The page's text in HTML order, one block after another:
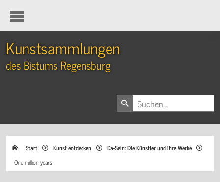
Kunstsammlungen
des Bistums Regensburg
Start Kunst entdecken
Da-Sein: Die Künstler und ihre Werke
One million years